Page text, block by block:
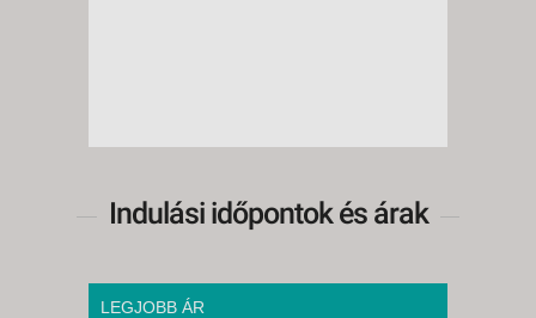
Indulási időpontok és árak
LEGJOBB ÁR